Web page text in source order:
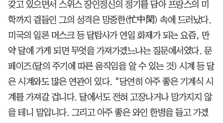
갖고 있으면서 스위스 장인정신의 정기를 담아 프랑스의 미
학까지 곁들인 그의 성격은 망중한(忙中閑) 속에 드러났다.
미국의 일론 머스크 등 달탐사가 연일 화제가 되는 요즘, 만
약 달에 가게 되면 무엇을 가져가겠느냐는 질문에서였다. 문
페이즈(달의 주기에 따른 움직임을 알 수 있는 것) 시계 등 달
은 시계와도 많은 연관이 있다. “당연히 아주 좋은 기계식 시
계를 가져갈 겁니다. 달에서도 전혀 고장나거나 망가지지 않
을 테니 말입니다. 그리고 아주 좋은 와인 한병을 들고 가겠